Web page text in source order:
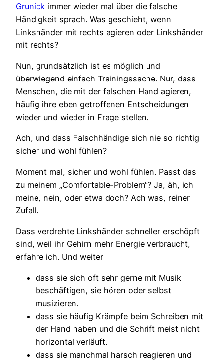
Grunick immer wieder mal über die falsche
Händigkeit sprach. Was geschieht, wenn
Linkshänder mit rechts agieren oder Linkshänder
mit rechts?
Nun, grundsätzlich ist es möglich und
überwiegend einfach Trainingssache. Nur, dass
Menschen, die mit der falschen Hand agieren,
häufig ihre eben getroffenen Entscheidungen
wieder und wieder in Frage stellen.
Ach, und dass Falschhändige sich nie so richtig
sicher und wohl fühlen?
Moment mal, sicher und wohl fühlen. Passt das
zu meinem „Comfortable-Problem“? Ja, äh, ich
meine, nein, oder etwa doch? Ach was, reiner
Zufall.
Dass verdrehte Linkshänder schneller erschöpft
sind, weil ihr Gehirn mehr Energie verbraucht,
erfahre ich. Und weiter
dass sie sich oft sehr gerne mit Musik
beschäftigen, sie hören oder selbst
musizieren.
dass sie häufig Krämpfe beim Schreiben mit
der Hand haben und die Schrift meist nicht
horizontal verläuft.
dass sie manchmal harsch reagieren und